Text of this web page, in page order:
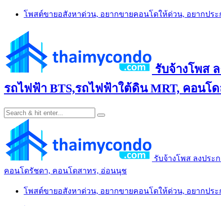
Skip
โพสต์ขายอสังหาด่วน, อยากขายคอนโดให้ด่วน, อยากปร
รับจ้างโพส
รถไฟฟ้า BTS,รถไฟฟ้าใต้ดิน MRT, คอน
รับจ้างโพส ลงประ
คอนโดรัชดา, คอนโดสาทร, อ่อนนุช
โพสต์ขายอสังหาด่วน, อยากขายคอนโดให้ด่วน, อยากปร